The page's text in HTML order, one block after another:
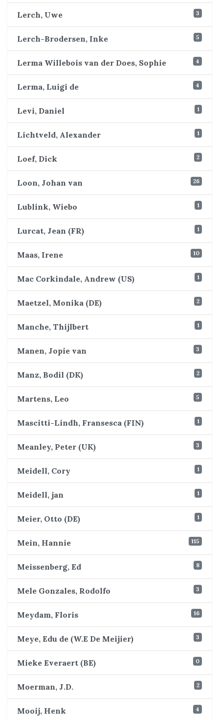
Lerch, Uwe 3
Lerch-Brodersen, Inke 5
Lerma Willebois van der Does, Sophie 4
Lerma, Luigi de 4
Levi, Daniel 1
Lichtveld, Alexander 1
Loef, Dick 2
Loon, Johan van 26
Lublink, Wiebo 1
Lurcat, Jean (FR) 1
Maas, Irene 10
Mac Corkindale, Andrew (US) 1
Maetzel, Monika (DE) 2
Manche, Thijlbert 1
Manen, Jopie van 3
Manz, Bodil (DK) 2
Martens, Leo 5
Mascitti-Lindh, Fransesca (FIN) 1
Meanley, Peter (UK) 3
Meidell, Cory 1
Meidell, jan 1
Meier, Otto (DE) 1
Mein, Hannie 115
Meissenberg, Ed 8
Mele Gonzales, Rodolfo 3
Meydam, Floris 16
Meye, Edu de (W.E De Meijier) 3
Mieke Everaert (BE) 0
Moerman, J.D. 2
Mooij, Henk 4